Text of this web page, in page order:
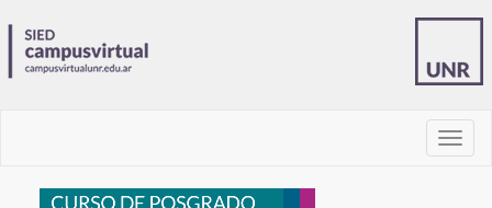
barra
de